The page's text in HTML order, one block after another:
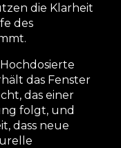
die Klarheit
des
Hochdosierte
das Fenster
das einer
folgt, und
dass neue